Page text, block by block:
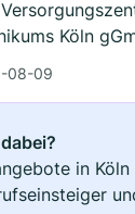
Köln
08-09
in